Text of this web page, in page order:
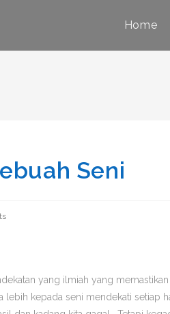
Home
Seni
yang ilmiah yang
kepada seni mendekati setiap